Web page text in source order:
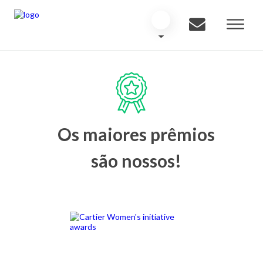
Os maiores prêmios
são nossos!